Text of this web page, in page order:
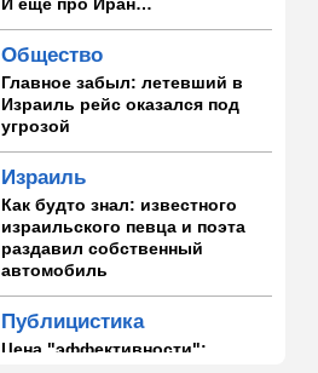
Общество
Главное забыл: летевший в
Израиль рейс оказался под
угрозой
Израиль
Как будто знал: известного
израильского певца и поэта
раздавил собственный
автомобиль
Публицистика
Цена "эффективности":